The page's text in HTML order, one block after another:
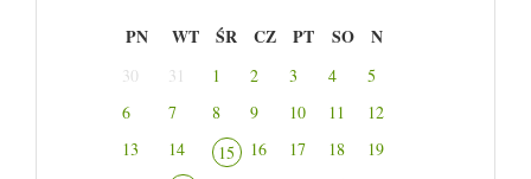
PN WT ŚR CZ PT SO N
30 31 1 2 3 4
5
6
7 8 9 10 11
12
13
14 15 16 17 18
19